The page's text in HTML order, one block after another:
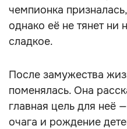
чемпионка
однако её не тянет ни
сладкое.
После замужества
поменялась. Она
главная цель для неё
очага и рождение